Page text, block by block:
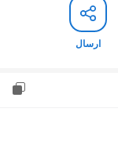
ارسال